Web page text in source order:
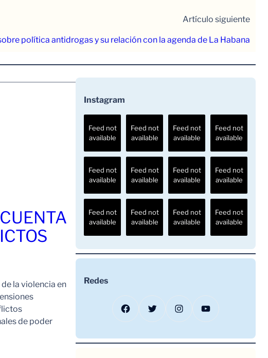
Artículo siguiente
política antidrogas y su relación con la agenda de La Habana
la violencia en
de poder
Instagram
Feed not
available
Feed not
available
Feed not
available
Feed not
available
Feed not
available
Feed not
available
Feed not
available
Feed not
available
Feed not
available
Feed not
available
Feed not
available
Feed not
available
Redes
Facebook Twitter Instagram YouTube